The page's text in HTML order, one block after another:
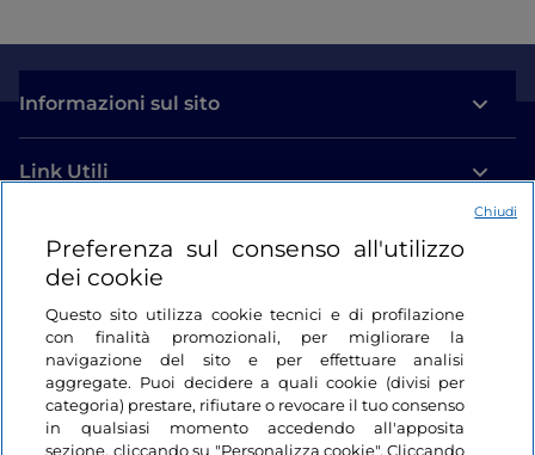
Informazioni sul sito
Link Utili
Login
Restiamo in contatto
Preferenza sul consenso all'utilizzo
dei cookie
Questo sito utilizza cookie tecnici e di profilazione
con finalità promozionali, per migliorare la
navigazione del sito e per effettuare analisi
aggregate. Puoi decidere a quali cookie (divisi per
categoria) prestare, rifiutare o revocare il tuo consenso
in qualsiasi momento accedendo all'apposita
sezione, cliccando su "Personalizza cookie". Cliccando
Chiudi